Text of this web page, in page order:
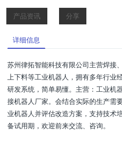
产品资讯 分享
详细信息
苏州律拓智能科技有限公司主营焊接
上下料等工业机器人，拥有多年行业
研发系统，简单易懂。主营：工业机
接机器人厂家。会结合实际的生产需
业机器人并评估改造方案，支持技术
备试用期，欢迎前来交流、咨询。